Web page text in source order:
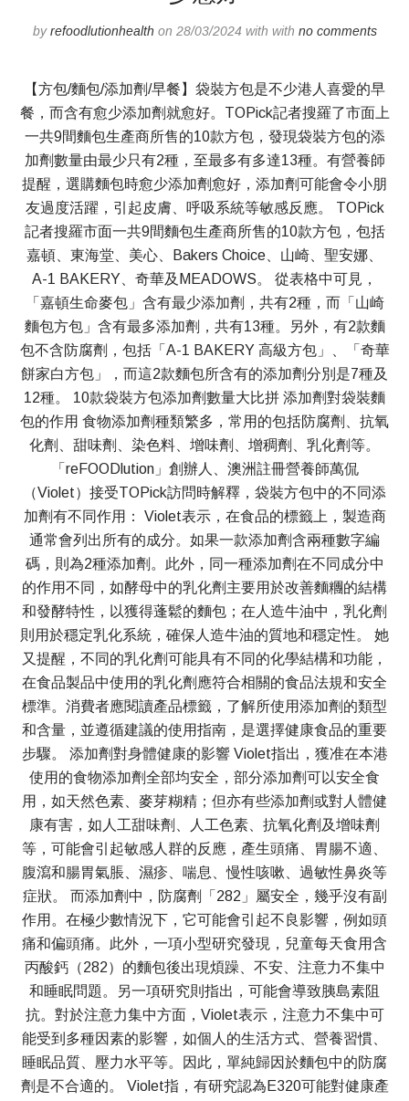
byrefoodlutionhealth on 28/03/2024 with with no comments
【方包/麵包/添加劑/早餐】袋裝方包是不少港人喜愛的早
餐，而含有愈少添加劑就愈好。TOPick記者搜羅了市面上
一共9間麵包生產商所售的10款方包，發現袋裝方包的添
加劑數量由最少只有2種，至最多有多達13種。有營養師
提醒，選購麵包時愈少添加劑愈好，添加劑可能會令小朋
友過度活躍，引起皮膚、呼吸系統等敏感反應。 TOPick
記者搜羅市面一共9間麵包生產商所售的10款方包，包括
嘉頓、東海堂、美心、Bakers Choice、山崎、聖安娜、
A-1 BAKERY、奇華及MEADOWS。 從表格中可見，
「嘉頓生命麥包」含有最少添加劑，共有2種，而「山崎
麵包方包」含有最多添加劑，共有13種。另外，有2款麵
包不含防腐劑，包括「A-1 BAKERY 高級方包」、「奇華
餅家白方包」，而這2款麵包所含有的添加劑分別是7種及
12種。 10款袋裝方包添加劑數量大比拼 添加劑對袋裝麵
包的作用 食物添加劑種類繁多，常用的包括防腐劑、抗氧
化劑、甜味劑、染色料、增味劑、增稠劑、乳化劑等。
「reFOODlution」創辦人、澳洲註冊營養師萬侃
（Violet）接受TOPick訪問時解釋，袋裝方包中的不同添
加劑有不同作用： Violet表示，在食品的標籤上，製造商
通常會列出所有的成分。如果一款添加劑含兩種數字編
碼，則為2種添加劑。此外，同一種添加劑在不同成分中
的作用不同，如酵母中的乳化劑主要用於改善麵糰的結構
和發酵特性，以獲得蓬鬆的麵包；在人造牛油中，乳化劑
則用於穩定乳化系統，確保人造牛油的質地和穩定性。 她
又提醒，不同的乳化劑可能具有不同的化學結構和功能，
在食品製品中使用的乳化劑應符合相關的食品法規和安全
標準。消費者應閱讀產品標籤，了解所使用添加劑的類型
和含量，並遵循建議的使用指南，是選擇健康食品的重要
步驟。 添加劑對身體健康的影響 Violet指出，獲准在本港
使用的食物添加劑全部均安全，部分添加劑可以安全食
用，如天然色素、麥芽糊精；但亦有些添加劑或對人體健
康有害，如人工甜味劑、人工色素、抗氧化劑及增味劑
等，可能會引起敏感人群的反應，產生頭痛、胃腸不適、
腹瀉和腸胃氣脹、濕疹、喘息、慢性咳嗽、過敏性鼻炎等
症狀。 而添加劑中，防腐劑「282」屬安全，幾乎沒有副
作用。在極少數情況下，它可能會引起不良影響，例如頭
痛和偏頭痛。此外，一項小型研究發現，兒童每天食用含
丙酸鈣（282）的麵包後出現煩躁、不安、注意力不集中
和睡眠問題。另一項研究則指出，可能會導致胰島素阻
抗。對於注意力集中方面，Violet表示，注意力不集中可
能受到多種因素的影響，如個人的生活方式、營養習慣、
睡眠品質、壓力水平等。因此，單純歸因於麵包中的防腐
劑是不合適的。 Violet指，有研究認為E320可能對健康產